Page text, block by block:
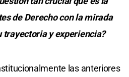
de Derecho con la mirada
trayectoria y experiencia?
las anteriores